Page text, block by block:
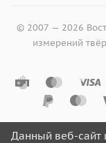
© 2007 — 2026
измерений
Данный веб-сайт